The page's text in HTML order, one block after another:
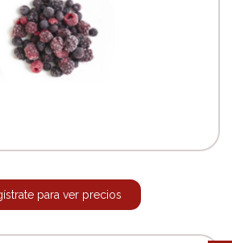
para ver precios